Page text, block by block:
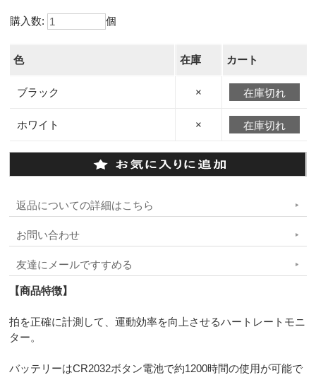
購入数: 個
色 在庫 カート
ブラック × 在庫切れ
ホワイト × 在庫切れ
返品についての詳細はこちら
お問い合わせ
友達にメールですすめる
【商品特徴】
拍を正確に計測して、運動効率を向上させるハートレートモニ
ター。
バッテリーはCR2032ボタン電池で約1200時間の使用が可能で